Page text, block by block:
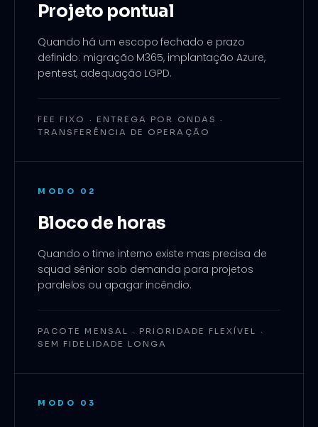
Projeto pontual
Quando há um escopo fechado e prazo
definido: migração M365, implantação Azure,
pentest, adequação LGPD.
FEE FIXO · ENTREGA POR ONDAS ·
TRANSFERÊNCIA DE OPERAÇÃO
MODO 02
Bloco de horas
Quando o time interno existe mas precisa de
squad sênior sob demanda para projetos
paralelos ou apagar incêndio.
PACOTE MENSAL · PRIORIDADE FLEXÍVEL ·
SEM FIDELIDADE LONGA
MODO 03